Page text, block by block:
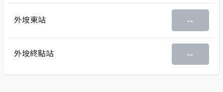
外垵東站 --
外垵終點站 --